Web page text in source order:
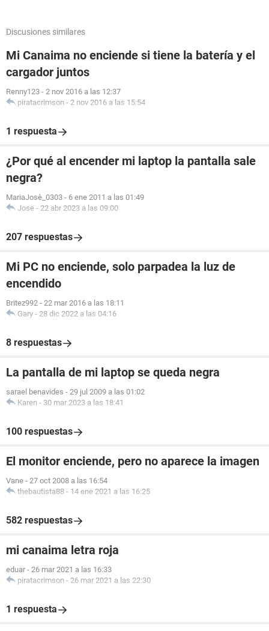
Discusiones similares
Mi Canaima no enciende si tiene la batería y el
cargador juntos
Renny123 - 2 nov 2016 a las 12:37
piratacrimson - 2 nov 2016 a las 15:54
1 respuesta
¿Por qué al encender mi laptop la pantalla sale
negra?
MariaJosè_0303 - 6 ene 2011 a las 01:49
Jose - 22 abr 2023 a las 09:00
207 respuestas
Mi PC no enciende, solo parpadea la luz de
encendido
Britez992 - 22 mar 2016 a las 18:11
Gary - 28 dic 2022 a las 04:16
8 respuestas
La pantalla de mi laptop se queda negra
sarael benavides - 29 jul 2009 a las 01:02
Karen - 30 mar 2023 a las 18:41
100 respuestas
El monitor enciende, pero no aparece la imagen
Vane - 27 oct 2008 a las 16:54
thebautista88 - 14 ene 2021 a las 16:25
582 respuestas
mi canaima letra roja
eduar - 26 mar 2021 a las 16:33
piratacrimson - 26 mar 2021 a las 22:30
1 respuesta